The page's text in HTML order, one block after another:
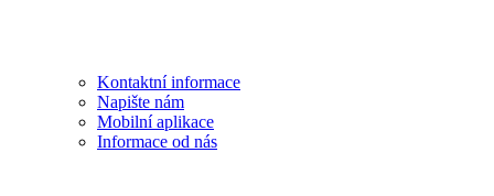
Kontaktní informace
Napište nám
Mobilní aplikace
Informace od nás